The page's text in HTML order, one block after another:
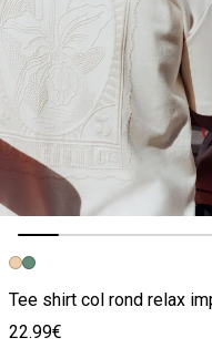
Image précédente
Image suivante
22.99€